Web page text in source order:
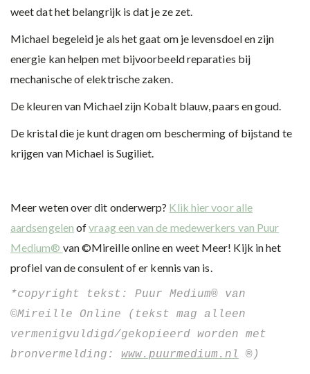
weet dat het belangrijk is dat je ze zet.
Michael begeleid je als het gaat om je levensdoel en zijn
energie kan helpen met bijvoorbeeld reparaties bij
mechanische of elektrische zaken.
De kleuren van Michael zijn Kobalt blauw, paars en goud.
De kristal die je kunt dragen om bescherming of bijstand te
krijgen van Michael is Sugiliet.
Meer weten over dit onderwerp? Klik hier voor alle
aardsengelen ofvraag een van de medewerkers van Puur
Medium® van ©Mireille online en weet Meer! Kijk in het
profiel van de consulent of er kennis van is.
*copyright tekst: Puur Medium® van
©Mireille Online (tekst mag alleen
vermenigvuldigd/gekopieerd worden met
bronvermelding: www.puurmedium.nl ®)